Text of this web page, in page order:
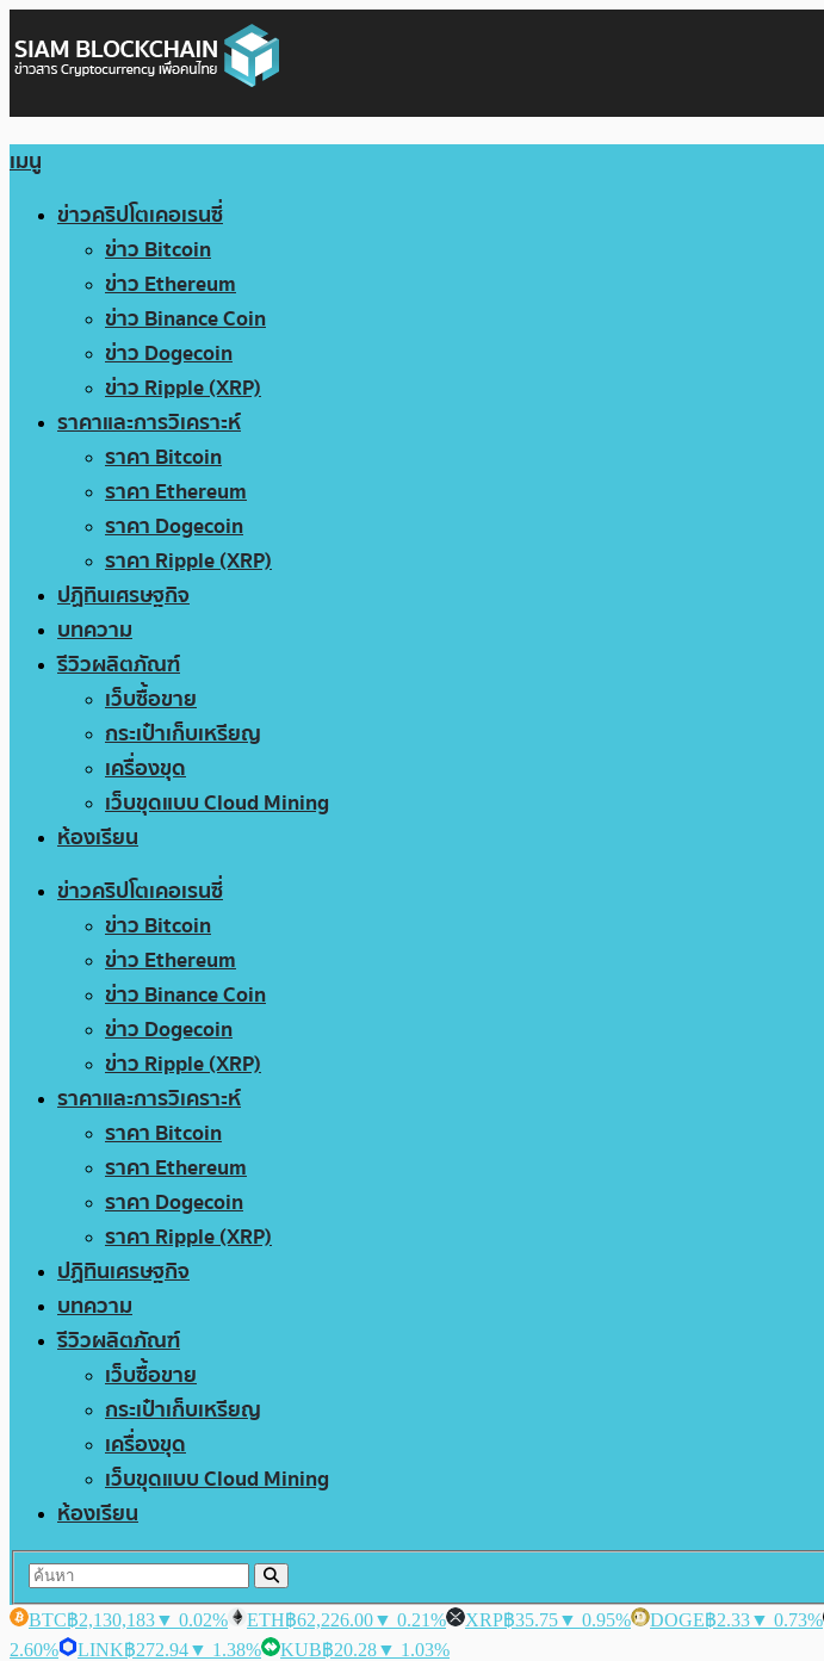
เมนู
ข่าวคริปโตเคอเรนซี่
ข่าว Bitcoin
ข่าว Ethereum
ข่าว Binance Coin
ข่าว Dogecoin
ข่าว Ripple (XRP)
ราคาและการวิเคราะห์
ราคา Bitcoin
ราคา Ethereum
ราคา Dogecoin
ราคา Ripple (XRP)
ปฏิทินเศรษฐกิจ
บทความ
รีวิวผลิตภัณฑ์
เว็บซื้อขาย
กระเป๋าเก็บเหรียญ
เครื่องขุด
เว็บขุดแบบ Cloud Mining
ห้องเรียน
ข่าวคริปโตเคอเรนซี่
ข่าว Bitcoin
ข่าว Ethereum
ข่าว Binance Coin
ข่าว Dogecoin
ข่าว Ripple (XRP)
ราคาและการวิเคราะห์
ราคา Bitcoin
ราคา Ethereum
ราคา Dogecoin
ราคา Ripple (XRP)
ปฏิทินเศรษฐกิจ
บทความ
รีวิวผลิตภัณฑ์
เว็บซื้อขาย
กระเป๋าเก็บเหรียญ
เครื่องขุด
เว็บขุดแบบ Cloud Mining
ห้องเรียน
BTC฿2,130,183▼ 0.02% ETH฿62,226.00▼ 0.21% XRP฿35.75▼ 0.95% DOGE฿2.33▼ 0.73%
2.60%
LINK฿272.94▼ 1.38% KUB฿20.28▼ 1.03%